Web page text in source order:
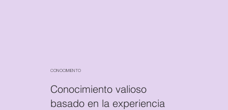
CONOCIMIENTO
Conocimiento valioso
basado en la experiencia